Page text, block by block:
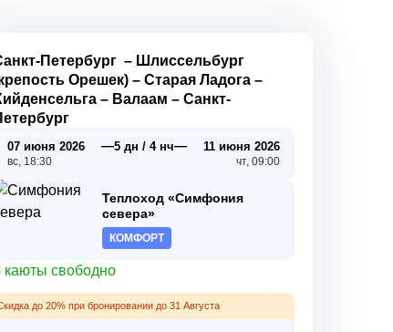
Петербург – Шлиссельбург
Орешек) –Старая Ладога –
– Валаам –Санкт-
07 июня 2026
вс, 18:30
—5 дн / 4 нч— 11 июня 2026
чт, 09:00
Теплоход «Симфония
севера»
КОМФОРТ
каюты свободно
до 20% при бронировании до 31 Августа